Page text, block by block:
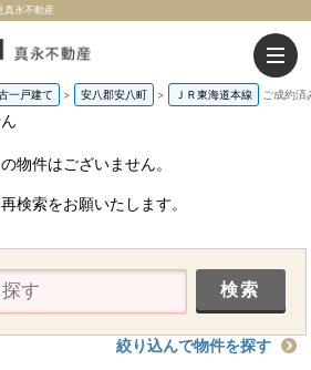
真永不動産
一戸建て > 安八郡安八町 > ＪＲ東海道本線 ご成約済
物件はございません。
検索をお願いたします。
絞り込んで物件を探す